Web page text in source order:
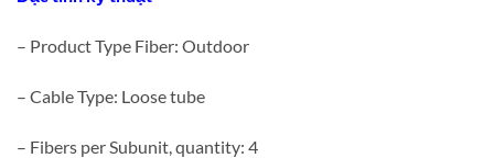
– Product Type Fiber: Outdoor
– Cable Type: Loose tube
– Fibers per Subunit, quantity: 4